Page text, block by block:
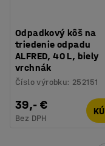
Odpadkový kôš na
triedenie odpadu
ALFRED, 40 L, biely
vrchnák
Číslo výrobku: 252151
39,- €
Bez DPH